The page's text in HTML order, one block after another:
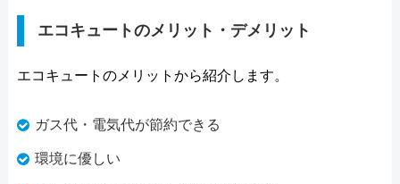
エコキュートのメリット・デメリット
エコキュートのメリットから紹介します。
ガス代・電気代が節約できる
環境に優しい